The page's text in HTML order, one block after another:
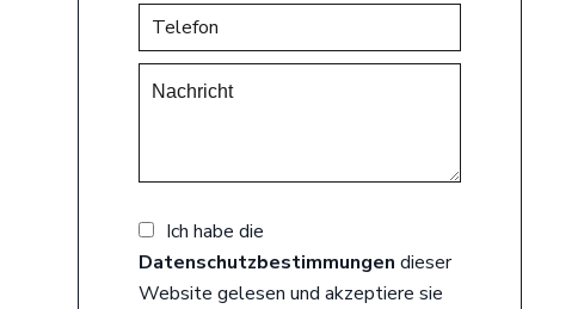
Ich habe die
Datenschutzbestimmungen dieser
Website gelesen und akzeptiere sie